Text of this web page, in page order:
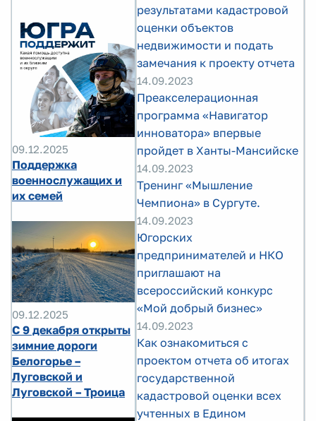
09.12.2025
Поддержка
военнослужащих и
их семей
09.12.2025
С 9 декабря открыты
зимние дороги
Белогорье –
Луговской и
Луговской – Троица
результатами кадастровой
оценки объектов
недвижимости и подать
замечания к проекту отчета
14.09.2023
Преакселерационная
программа «Навигатор
инноватора» впервые
пройдет в Ханты-Мансийске
14.09.2023
Тренинг «Мышление
Чемпиона» в Сургуте.
14.09.2023
Югорских
предпринимателей и НКО
приглашают на
всероссийский конкурс
«Мой добрый бизнес»
14.09.2023
Как ознакомиться с
проектом отчета об итогах
государственной
кадастровой оценки всех
учтенных в Едином